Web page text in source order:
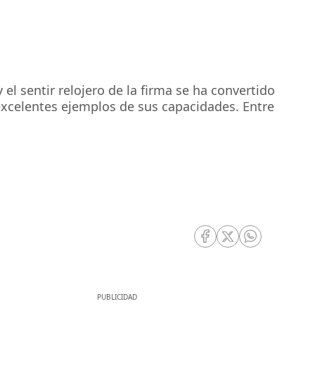
sentir relojero de la firma se ha convertido
ejemplos de sus capacidades. Entre
RRSS Facebook
RRSS Twitter
RRSS